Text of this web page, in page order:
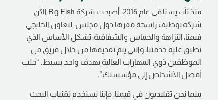
منذ تأسيسنا في عام 2016، أصبحت شركة Big Fish
الآن
شركة توظيف راسخة مقرها دول مجلس التعاون الخليجي.
قيمنا، النزاهة والحماس والشفافية، تشكل الأساس الذي
نطبق عليه خدمتنا، والتي يتم تقديمها من خلال فريق من
الموظفين ذوي المهارات العالية بهدف واحد بسيط. “جلب
أفضل الأشخاص إلى مؤسستك”.
بينما نحن تقليديون في قيمنا، فإننا نستخدم تقنيات البحث